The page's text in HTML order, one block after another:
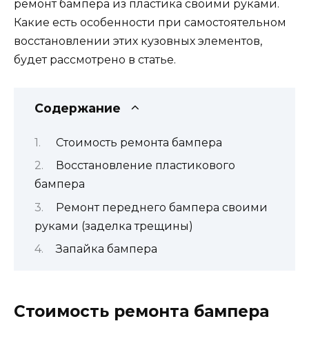
ремонт бампера из пластика своими руками.
Какие есть особенности при самостоятельном
восстановлении этих кузовных элементов,
будет рассмотрено в статье.
Содержание
Стоимость ремонта бампера
Восстановление пластикового
бампера
Ремонт переднего бампера своими
руками (заделка трещины)
Запайка бампера
Стоимость ремонта бампера